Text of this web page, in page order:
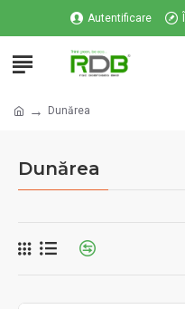
Autentificare
Dunărea
Dunărea